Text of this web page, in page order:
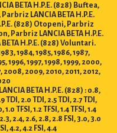
BETA H.P.E. (828) Buftea,
LANCIA BETA H.P.E.
(828) Otopeni, Parbriz
Parbriz LANCIA BETA H.P.E.
H.P.E. (828) Voluntari.
1984, 1985, 1986, 1987,
1996, 1997, 1998, 1999, 2000,
2009, 2010, 2011, 2012,
BETA H.P.E. (828) : 0.8,
TDI, 2.0 TDI, 2.5 TDI, 2.7 TDI,
TFSI, 1.2 TFSI, 1.4 TFSI, 1.4
2.4, 2.6, 2.8, 2.8 FSI, 3.0, 3.0
4.2, 4.2 FSI, 4.4